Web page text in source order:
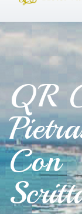
QR
Con